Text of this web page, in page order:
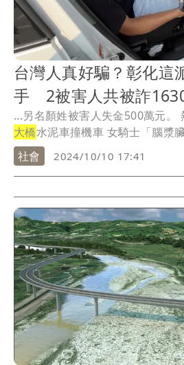
台灣人真好騙？彰化這
手 2被害人共被詐
大橋水泥車撞機車 女騎士「腦漿
社會
2024/10/10 17:41